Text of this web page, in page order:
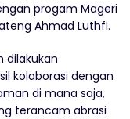
progam Mageri
Ahmad Luthfi.
dilakukan
kolaborasi dengan
di mana saja,
terancam abrasi